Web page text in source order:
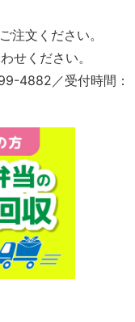
ご注文ください。
せください。
4882／受付時間：